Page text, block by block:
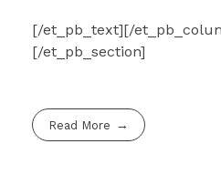
[/et_pb_text][/
[/et_pb_section]
Read More